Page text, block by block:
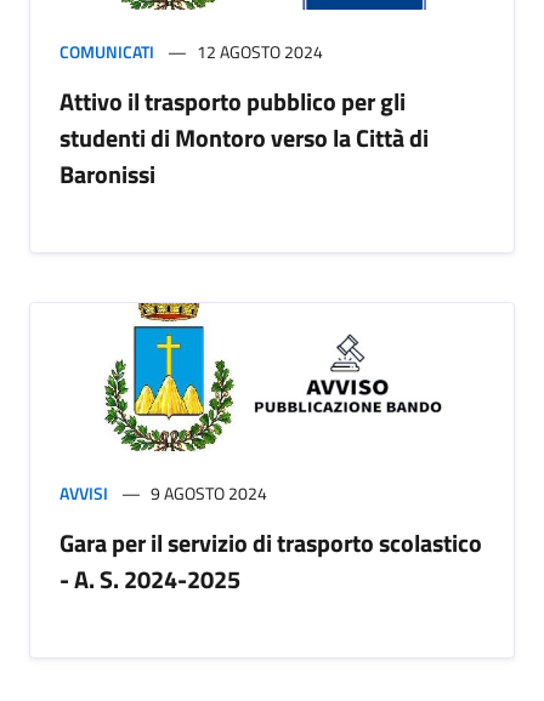
COMUNICATI 12 AGOSTO 2024
Attivo il trasporto pubblico per gli
studenti di Montoro verso la Città di
Baronissi
AVVISI 9 AGOSTO 2024
Gara per il servizio di trasporto scolastico
- A. S. 2024-2025